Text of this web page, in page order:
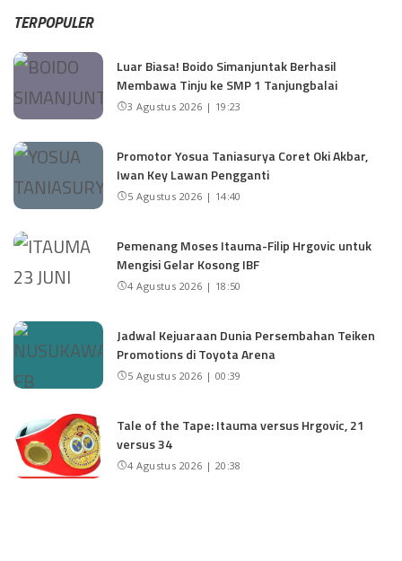
TERPOPULER
Luar Biasa! Boido Simanjuntak Berhasil
Membawa Tinju ke SMP 1 Tanjungbalai
3 Agustus 2026 | 19:23
Promotor Yosua Taniasurya Coret Oki Akbar,
Iwan Key Lawan Pengganti
5 Agustus 2026 | 14:40
Pemenang Moses Itauma-Filip Hrgovic untuk
Mengisi Gelar Kosong IBF
4 Agustus 2026 | 18:50
Jadwal Kejuaraan Dunia Persembahan Teiken
Promotions di Toyota Arena
5 Agustus 2026 | 00:39
Tale of the Tape: Itauma versus Hrgovic, 21
versus 34
4 Agustus 2026 | 20:38